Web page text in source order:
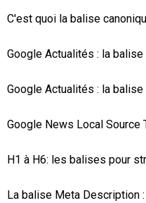
C'est quoi la balise
Google Actualités : la
Google Actualités : la
Google News Local Source
H1 à H6: les balises pour
La balise Meta Description